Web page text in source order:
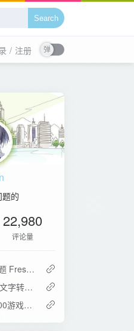
Search
/ 注册
的
22,980
评论量
Typecho后台美化主题 Fresh模板
PHP蜜语翻译器在线文字转码解码源码
帝国CMS7.5仿《3500游戏》在线H5游戏门户网站源码 带移动端同步生成插件